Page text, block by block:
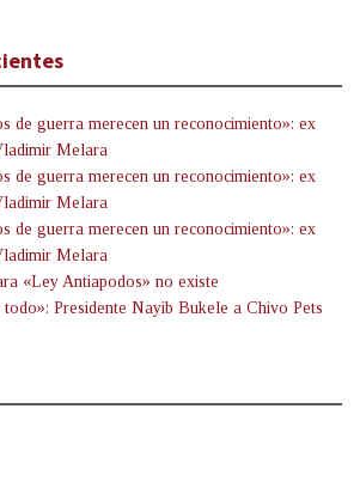
de guerra merecen un reconocimiento»: ex
Melara
de guerra merecen un reconocimiento»: ex
Melara
de guerra merecen un reconocimiento»: ex
Melara
«Ley Antiapodos» no existe
todo»: Presidente Nayib Bukele a Chivo Pets